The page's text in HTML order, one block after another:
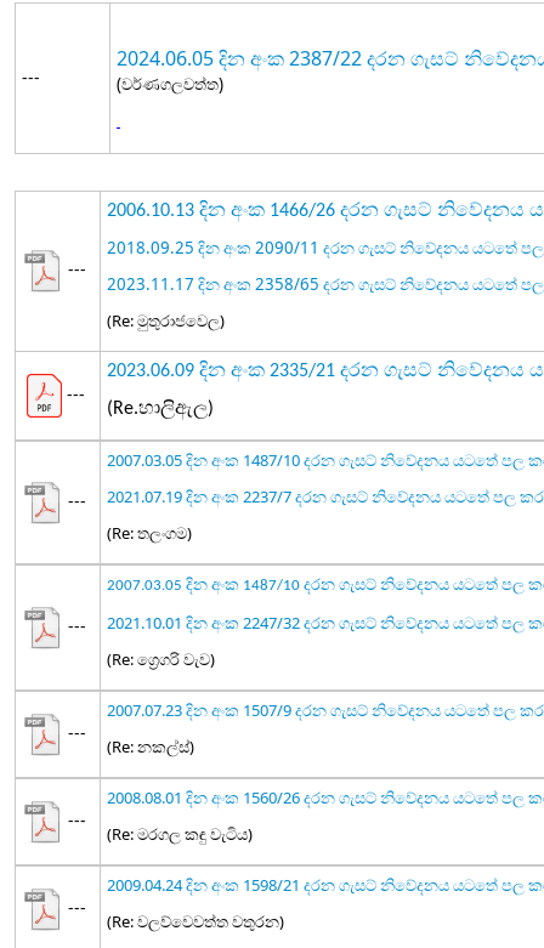
---
2024.06.05 දින අංක 2387/22 දරන ගැසට්
(වර්ණගලවත්ත)
---
2006.10.13 දින අංක 1466/26 දරන ගැසට්
2018.09.25 දින අංක 2090/11 දරන ගැසට් නිවේදනය යටතේ
2023.11.17 දින අංක 2358/65 දරන ගැසට් නිවේදනය යටතේ
(Re: මුතුරාජවෙල)
---
2023.06.09 දින අංක 2335/21 දරන ගැසට්
(Re.හාලිඇල)
---
2007.03.05 දින අංක 1487/10 දරන ගැසට් නිවේදනය යටතේ පල
2021.07.19 දින අංක 2237/7 දරන ගැසට් නිවේදනය යටතේ පල
(Re: තලංගම)
---
2007.03.05 දින අංක 1487/10 දරන ගැසට් නිවේදනය යටතේ පල
2021.10.01 දින අංක 2247/32 දරන ගැසට් නිවේදනය යටතේ
(Re: ග්‍රෙගරි වැව)
---
2007.07.23 දින අංක 1507/9 දරන ගැසට් නිවේදනය යටතේ පල
(Re: නකල්ස්)
---
2008.08.01 දින අංක 1560/26 දරන ගැසට් නිවේදනය යටතේ පල
(Re: මරගල කඳු වැටිය)
---
2009.04.24 දින අංක 1598/21 දරන ගැසට් නිවේදනය යටතේ පල
(Re: වලව්වෙවත්ත වතුරන)